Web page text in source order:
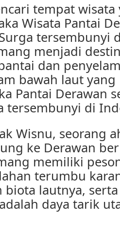
tempat
Wisata Pantai
tersembunyi
menjadi
dan
bawah laut
Pantai Derawan
tersembunyi di
Wisnu, seorang
ke Derawan
memiliki
terumbu
biota lautnya,
daya tarik